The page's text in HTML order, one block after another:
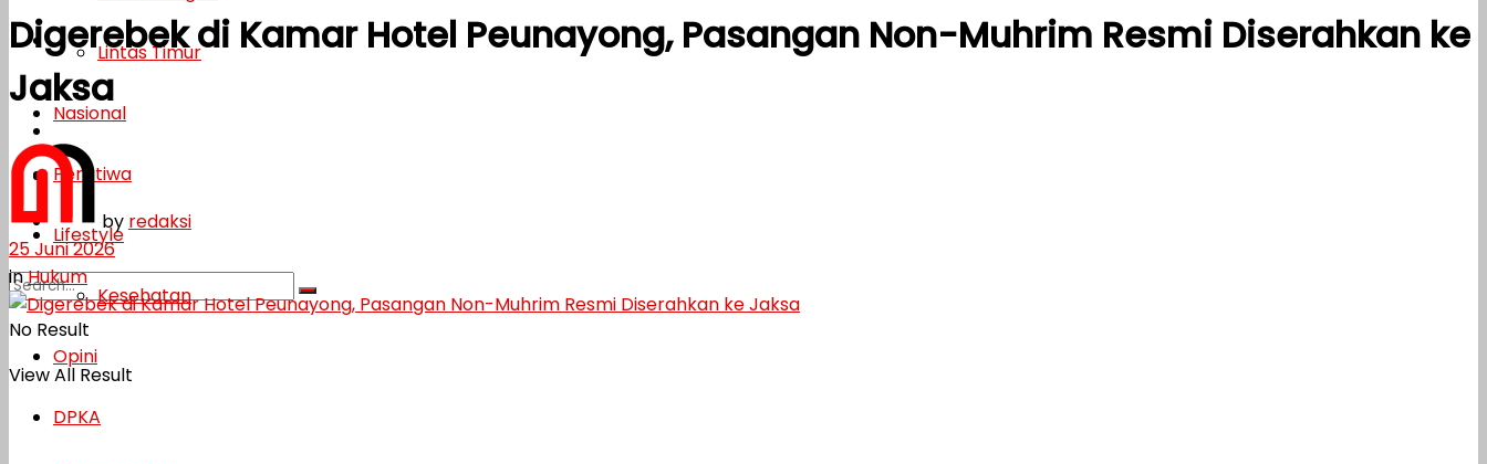
Lifestyle
Kesehatan
DPKA
Nanggroe TV
No Result
View All Result
Lintas Timur
Nasional
Peristiwa
Lifestyle
Kesehatan
Opini
DPKA
Digerebek di Kamar Hotel Peunayong, Pasangan Non-Muhrim Resmi Diserahkan ke
Jaksa
by redaksi
25 Juni 2026
inHukum